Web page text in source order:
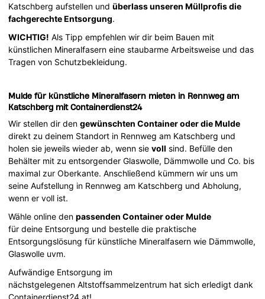
Katschberg aufstellen undüberlass unseren Müllprofis die
fachgerechte Entsorgung.
WICHTIG! Als Tipp empfehlen wir dir beim Bauen mit
künstlichen Mineralfasern eine staubarme Arbeitsweise und das
Tragen von Schutzbekleidung.
Mulde für künstliche Mineralfasern mieten in Rennweg am
Katschberg mit Containerdienst24
Wir stellen dir dengewünschten Container oder die Mulde
direkt zu deinem Standort in Rennweg am Katschberg und
holen sie jeweils wieder ab, wenn sievoll sind. Befülle den
Behälter mit zu entsorgender Glaswolle, Dämmwolle und Co. bis
maximal zur Oberkante. Anschließend kümmern wir uns um
seine Aufstellung in Rennweg am Katschberg und Abholung,
wenn er voll ist.
Wähle online denpassenden Container oder Mulde
für deine Entsorgung und bestelle die praktische
Entsorgungslösung für künstliche Mineralfasern wie Dämmwolle,
Glaswolle uvm.
Aufwändige Entsorgung im
nächstgelegenen Altstoffsammelzentrum hat sich erledigt dank
Containerdienst24.at!